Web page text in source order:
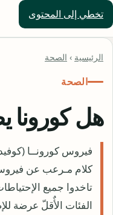
تخطي إلى المحتوى
حلول العالم
الرئيسية › الصحة
الصحة
هل كورونا
تاخدوا جميع
الفئات الأٌقلّ عرضة